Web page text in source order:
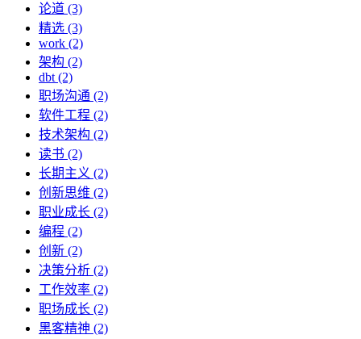
论道 (3)
精选 (3)
work (2)
架构 (2)
dbt (2)
职场沟通 (2)
软件工程 (2)
技术架构 (2)
读书 (2)
长期主义 (2)
创新思维 (2)
职业成长 (2)
编程 (2)
创新 (2)
决策分析 (2)
工作效率 (2)
职场成长 (2)
黑客精神 (2)